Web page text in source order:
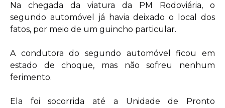
Na chegada da viatura da PM Rodoviária, o
segundo automóvel já havia deixado o local dos
fatos, por meio de um guincho particular.
A condutora do segundo automóvel ficou em
estado de choque, mas não sofreu nenhum
ferimento.
Ela foi socorrida até a Unidade de Pronto